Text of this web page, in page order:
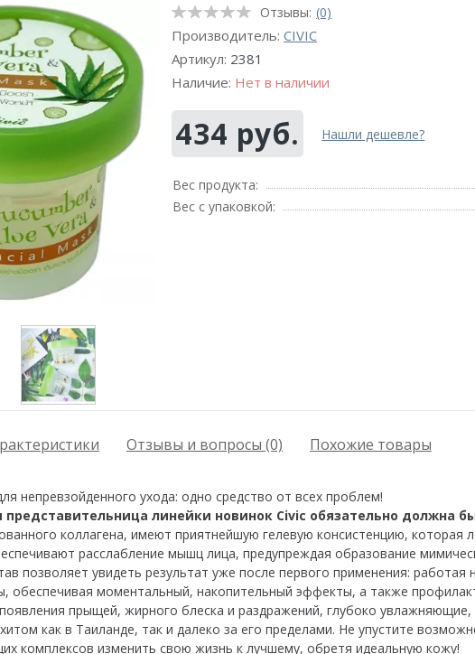
Отзывы: (0)
Производитель:CIVIC
Артикул: 2381
Наличие: Нет в наличии
434 руб. Нашли дешевле?
Вес продукта:
Вес с упаковкой:
Отзывы и вопросы (0) Похожие товары
непревзойденного ухода: одно средство от всех проблем!
представительница линейки новинок Civic обязательно должна
коллагена, имеют приятнейшую гелевую консистенцию, которая
расслабление мышц лица, предупреждая образование
позволяет увидеть результат уже после первого применения:
обеспечивая моментальный, накопительный эффекты, а также
прыщей, жирного блеска и раздражений, глубоко
хитом как в Таиланде, так и далеко за его пределами. Не упустите
комплексов изменить свою жизнь к лучшему, обретя идеальную кожу!